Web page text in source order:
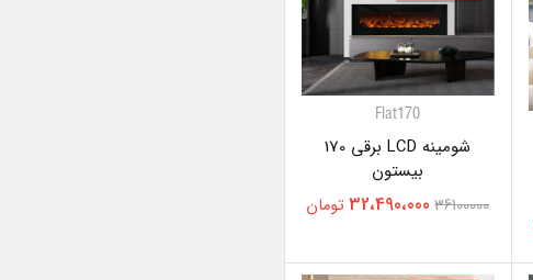
Flat170
شومینه LCD برقی 170
بیستون
36100000 32،490،000تومان